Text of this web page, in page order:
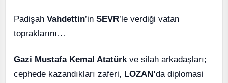
Padişah Vahdettin’in SEVR’le verdiği vatan
topraklarını…
Gazi Mustafa Kemal Atatürkve silah arkadaşları;
cephede kazandıkları zaferi, LOZAN’da diplomasi